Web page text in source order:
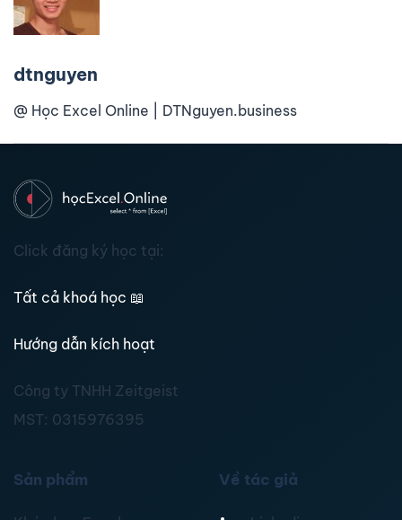
dtnguyen
@ Học Excel Online | DTNguyen.business
Click đăng ký học tại:
Tất cả khoá học 📖
Hướng dẫn kích hoạt
Công ty TNHH Zeitgeist
MST: 0315976395
Sản phẩm Về tác giả